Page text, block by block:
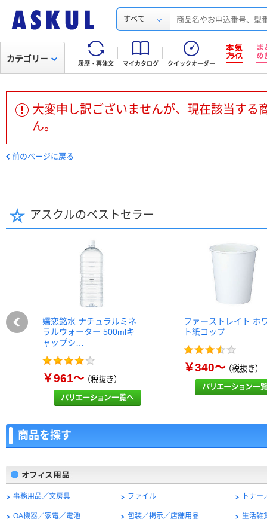
すべて
履歴・再注文 マイカタログ クイックオーダー
カテゴリー
大変申し訳ございませんが、現在該当する
ん。
前のページに戻る
アスクルのベストセラー
嬬恋銘水 ナチュラルミネ
ラルウォーター 500mlキ
ャップシ…
￥961～（税抜き）
ファーストレイト ホ
ト紙コップ
￥340～（税抜き）
商品を探す
事務用品／文房具 ファイル トナ
OA機器／家電／電池 包装／掲示／店舗用品 生活雑